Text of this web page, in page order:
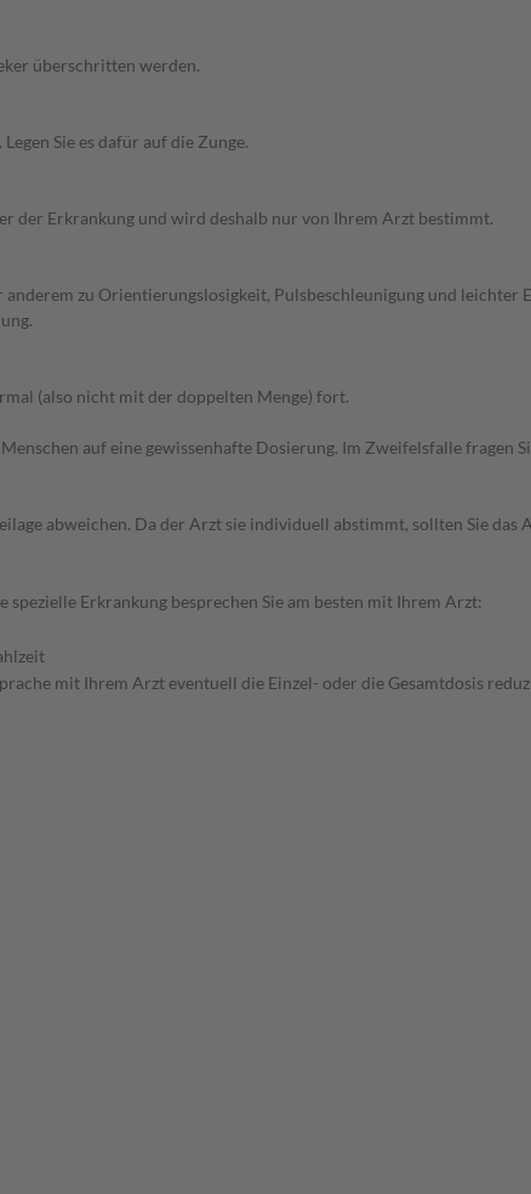
überschritten werden.
Sie es dafür auf die Zunge.
der Erkrankung und wird deshalb nur von Ihrem Arzt bestimmt.
zu Orientierungslosigkeit, Pulsbeschleunigung und leichter
(also nicht mit der doppelten Menge) fort.
auf eine gewissenhafte Dosierung. Im Zweifelsfalle fragen
abweichen. Da der Arzt sie individuell abstimmt, sollten Sie
Erkrankung besprechen Sie am besten mit Ihrem Arzt:
mit Ihrem Arzt eventuell die Einzel- oder die Gesamtdosis